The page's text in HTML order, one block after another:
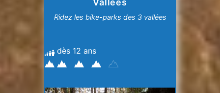
Vallées
Ridez les bike-parks des 3 vallées
dès 12 ans